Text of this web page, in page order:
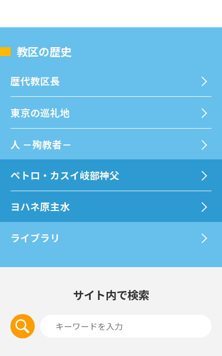
教区の歴史
歴代教区⻑
東京の巡礼地
⼈ －殉教者－
ペトロ・カスイ岐部神父
ヨハネ原主水
ライブラリ
サイト内で検索